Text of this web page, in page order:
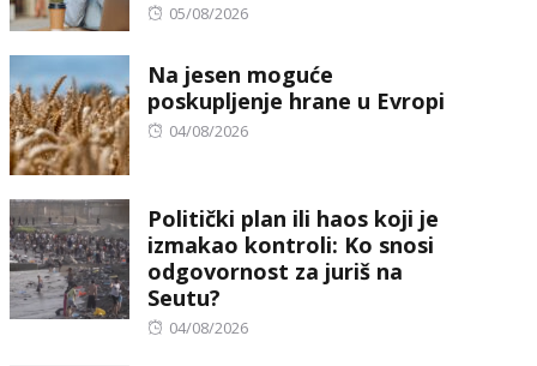
Posted
05/08/2026
Na jesen moguće
poskupljenje hrane u Evropi
Posted
04/08/2026
Politički plan ili haos koji je
izmakao kontroli: Ko snosi
odgovornost za juriš na
Seutu?
Posted
04/08/2026